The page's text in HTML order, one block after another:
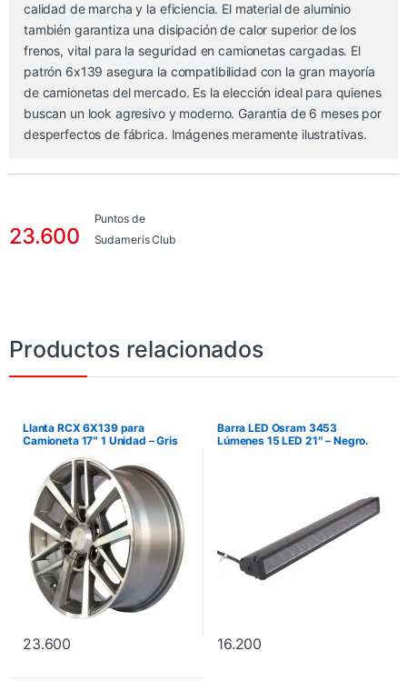
calidad de marcha y la eficiencia. El material de aluminio
también garantiza una disipación de calor superior de los
frenos, vital para la seguridad en camionetas cargadas. El
patrón 6x139 asegura la compatibilidad con la gran mayoría
de camionetas del mercado. Es la elección ideal para quienes
buscan un look agresivo y moderno. Garantia de 6 meses por
desperfectos de fábrica. Imágenes meramente ilustrativas.
23.600
Puntos de
Sudameris Club
Productos relacionados
Llanta RCX 6X139 para
Camioneta 17″ 1 Unidad – Gris
23.600
Barra LED Osram 3453
Lúmenes 15 LED 21″ – Negro.
16.200